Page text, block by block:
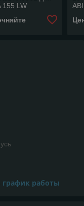
155 LW
график работы